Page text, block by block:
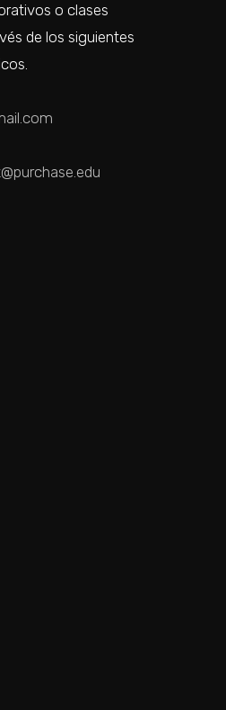
o clases
de los siguientes